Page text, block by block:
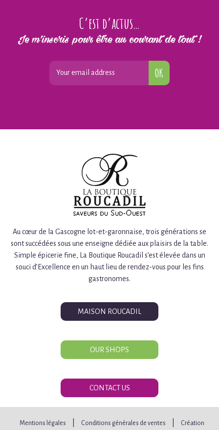
C’est d’actus…
Je m’inscris pour être au courant de tout !
OK
Au cœur de la Gascogne lot-et-garonnaise, trois générations se
sont succédées sous une enseigne dédiée aux plaisirs de la table.
Simple épicerie fine, La Boutique Roucadil s’est élevée dans un
souci d’Excellence en un haut lieu de rendez-vous pour les fins
gastronomes.
MAISON ROUCADIL
OUR SHOPS
CONTACT US
Mentions légales Conditions générales de ventes Création